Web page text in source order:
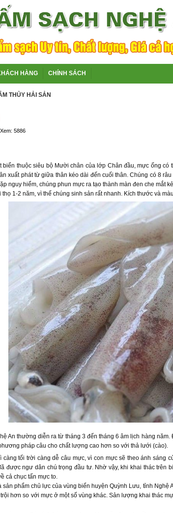
HÀNG CHÍNH SÁCH
THỦY HẢI SẢN
5886
biển thuộc siêu bộ Mười chân của lớp Chân đầu, mực ống
xuất phát từ giữa thân kéo dài đến cuối thân. Chúng có 8
nguy hiểm, chúng phun mực ra tạo thành màn đen che mắt
thọ 1-2 năm, vì thế chúng sinh sản rất nhanh. Kích thước và
An thường diễn ra từ tháng 3 đến tháng 6 âm lịch hàng
pháp câu cho chất lượng cao hơn so với thả lưới (cào).
càng tối trời càng dễ câu mực, vì con mực sẽ theo ánh sáng
được ngư dân chú trọng đầu tư. Nhờ vậy, khi khai thác
cả chục tấn mực to.
sản phẩm chủ lực của vùng biển huyện Quỳnh Lưu, tỉnh
hơn so với mực ở một số vùng khác. Sản lượng khai thác